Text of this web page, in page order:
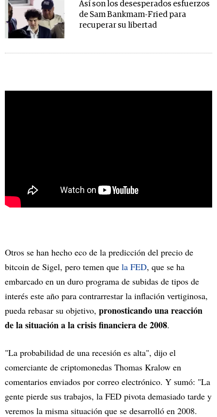
Así son los desesperados esfuerzos
de Sam Bankmam-Fried para
recuperar su libertad
Otros se han hecho eco de la predicción del precio de
bitcoin de Sigel, pero temen que la FED, que se ha
embarcado en un duro programa de subidas de tipos de
interés este año para contrarrestar la inflación vertiginosa,
pueda rebasar su objetivo, pronosticando una reacción
de la situación a la crisis financiera de 2008.
"La probabilidad de una recesión es alta", dijo el
comerciante de criptomonedas Thomas Kralow en
comentarios enviados por correo electrónico. Y sumó: "La
gente pierde sus trabajos, la FED pivota demasiado tarde y
veremos la misma situación que se desarrolló en 2008.